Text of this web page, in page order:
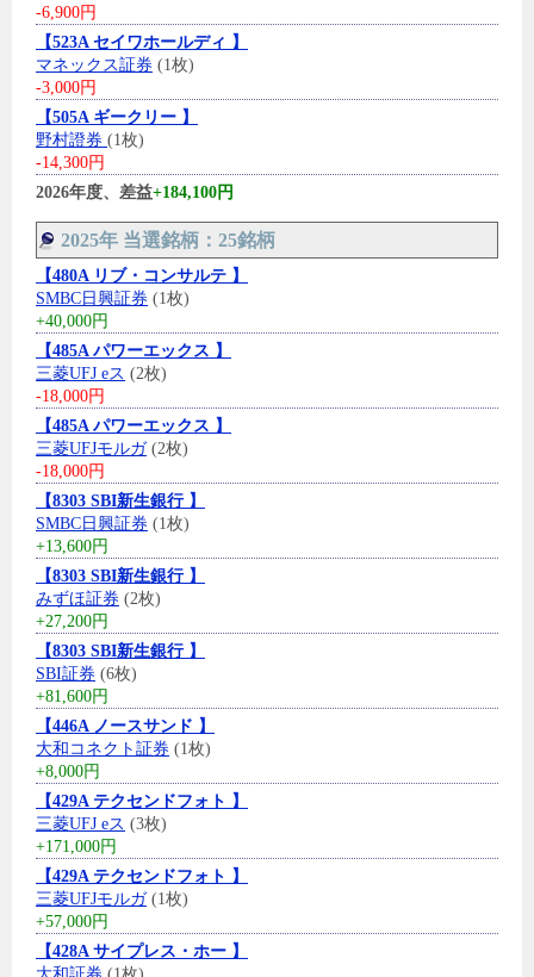
-6,900円
【523A セイワホールディ 】
マネックス証券 (1枚)
-3,000円
【505A ギークリー 】
野村證券 (1枚)
-14,300円
2026年度、差益+184,100円
2025年 当選銘柄：25銘柄
【480A リブ・コンサルテ 】
SMBC日興証券 (1枚)
+40,000円
【485A パワーエックス 】
三菱UFJ eス (2枚)
-18,000円
【485A パワーエックス 】
三菱UFJモルガ(2枚)
-18,000円
【8303 SBI新生銀行 】
SMBC日興証券 (1枚)
+13,600円
【8303 SBI新生銀行 】
みずほ証券 (2枚)
+27,200円
【8303 SBI新生銀行 】
SBI証券 (6枚)
+81,600円
【446A ノースサンド 】
大和コネクト証券 (1枚)
+8,000円
【429A テクセンドフォト 】
三菱UFJ eス (3枚)
+171,000円
【429A テクセンドフォト 】
三菱UFJモルガ(1枚)
+57,000円
【428A サイプレス・ホー 】